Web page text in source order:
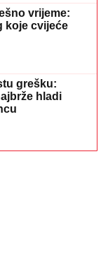
vrijeme:
koje cvijeće
grešku:
hladi